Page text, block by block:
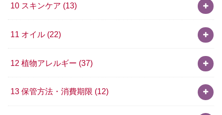
10 スキンケア (13)
11 オイル (22)
12 植物アレルギー (37)
13 保管方法・消費期限 (12)